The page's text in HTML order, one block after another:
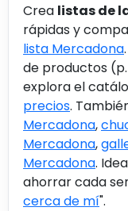
Crea listas de
rápidas y
lista Mercadona
de productos (p.
explora el
precios.
Mercadona,
Mercadona,
Mercadona.
ahorrar cada
cerca de mí".